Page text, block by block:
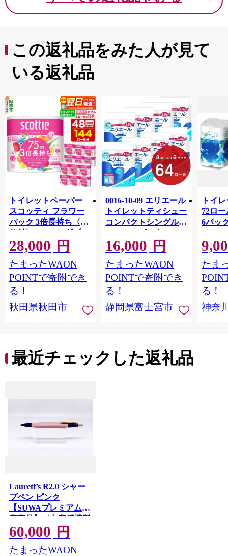
この返礼品をみた人が見て
いる返礼品
トイレットペーパー
スコッティ フラワー
パック 3倍長持ち〈香
り付〉4ロール(ダブ
ル)×12パック 日用品
最短翌日発送 [スコッ
ティ フラワーパック
トイレットペーパー
日本製紙クレシア] 秋
田県秋田市
28,000 円
たまったWAON
POINTで寄附でき
る！
秋田県秋田市
0016-10-09 エリエール
トイレットティシュー
コンパクトシングル 8
ロール×8パック 64ロ
ール 1.5倍巻 82.5m
トイレットペーパー
シングル パルプ100％
香りつき 日用品 消耗
品 備蓄
16,000 円
たまったWAON
POINTで寄附でき
る！
静岡県富士宮市
トイ
72ロ
6パッ
FSCリ
長巻タ
100％
防災
ペー
川県
トペー
たま
る！
神奈
最近チェックした返礼品
Laurett’s R2.0 シャー
プペン ピンク
【SUWAプレミアム認
定商品】／丸安精機製
作所 SUWAプレミアム
シャープペン 信州 長
野県 諏訪市 諏訪 【45-
60,000 円
たまったWAON